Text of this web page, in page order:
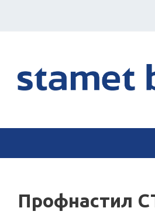
Профнастил